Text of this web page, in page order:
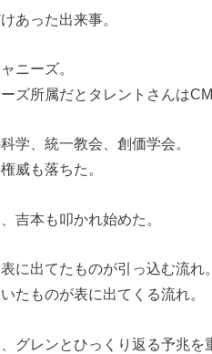
あった出来事。
ニーズ。
ズ所属だとタレントさんは
学、統一教会、創価学会。
威も落ちた。
吉本も叩かれ始めた。
に出てたものが引っ込む流れ。
たものが表に出てくる流れ。
グレンとひっくり返る予兆を